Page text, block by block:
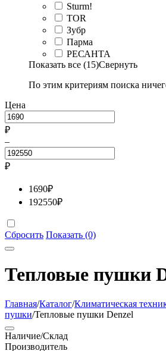
Sturm!
TOR
Зубр
Парма
РЕСАНТА
Показать все (15)Свернуть
По этим критериям поиска
Цена
₽
–
₽
1690₽
192550₽
Сбросить Показать (0)
Тепловые пушки
Главная/Каталог/Климатическая
пушки/Тепловые пушки Denzel
Наличие/Склад
Производитель